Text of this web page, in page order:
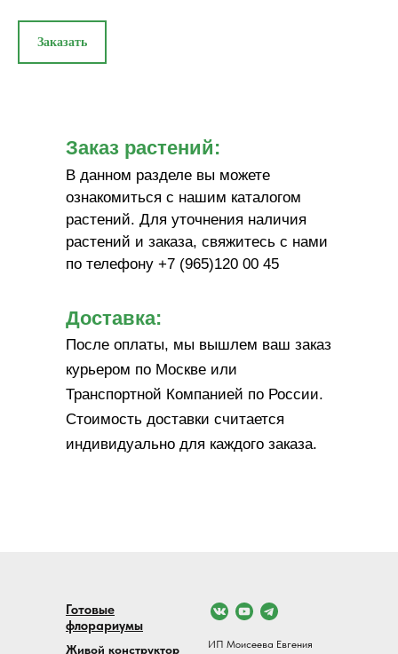
Заказать
Заказ растений:
В данном разделе вы можете
ознакомиться с нашим каталогом
растений. Для уточнения наличия
растений и заказа, свяжитесь с нами
по телефону +7 (965)120 00 45
Доставка:
После оплаты, мы вышлем ваш заказ
курьером по Москве или
Транспортной Компанией по России.
Стоимость доставки считается
индивидуально для каждого заказа.
Готовые
флорариумы
Живой конструктор ИП Моисеева Евгения